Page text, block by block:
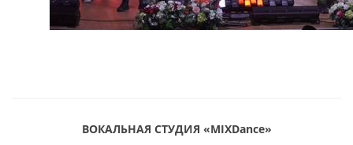
ВОКАЛЬНАЯ СТУДИЯ «MIXDance»